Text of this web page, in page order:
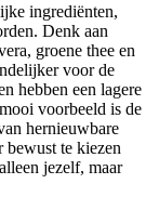
ingrediënten,
Denk aan
groene thee en
voor de
hebben een lagere
voorbeeld is de
hernieuwbare
bewust te kiezen
jezelf, maar